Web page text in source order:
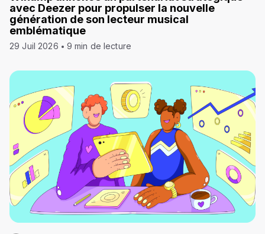
avec Deezer pour propulser la nouvelle
génération de son lecteur musical
emblématique
29 Juil 2026 9 min de lecture